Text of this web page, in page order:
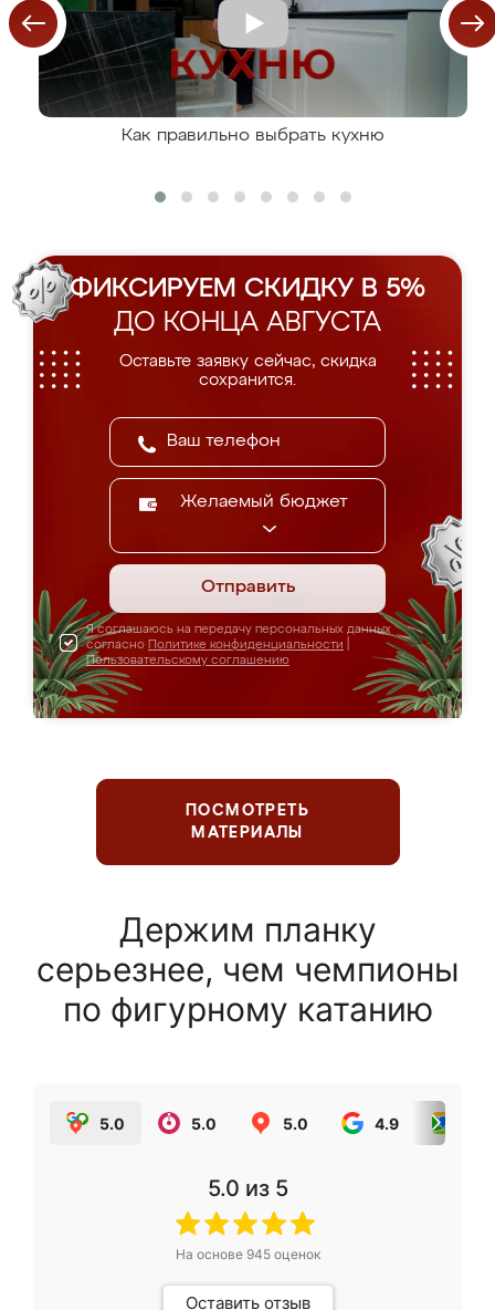
Как правильно выбрать кухню
ФИКСИРУЕМ СКИДКУ В 5%
ДО КОНЦА АВГУСТА
Оставьте заявку сейчас, скидка
сохранится.
Желаемый бюджет
Отправить
Я соглашаюсь на передачу персональных данных
согласно Политике конфиденциальности
Пользовательскому соглашению
ПОСМОТРЕТЬ
МАТЕРИАЛЫ
Держим планку
серьезнее, чем чемпионы
по фигурному катанию
5.0 5.0 5.0 4.9
5.0 из 5
На основе 945оценок
Оставить отзыв